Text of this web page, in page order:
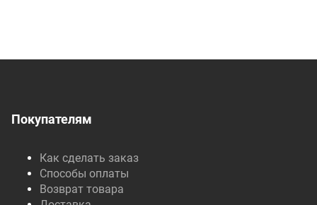
Покупателям
Как сделать заказ
Способы оплаты
Возврат товара